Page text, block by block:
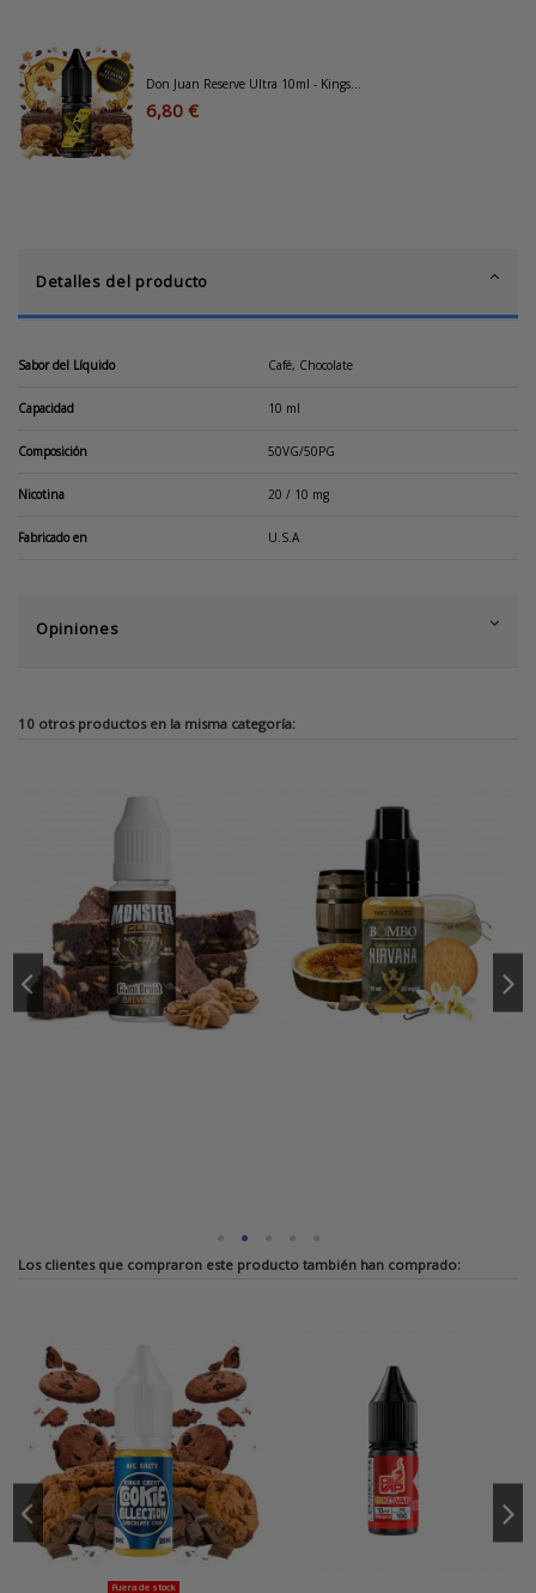
Don Juan Reserve Ultra 10ml - Kings...
6,80 €
Detalles del producto
Sabor del Líquido Café, Chocolate
Capacidad 10 ml
Composición 50VG/50PG
Nicotina 20 / 10 mg
Fabricado en U.S.A
Opiniones
10 otros productos en la misma categoría:
Los clientes que compraron este producto también han comprado:
Fuera de stock